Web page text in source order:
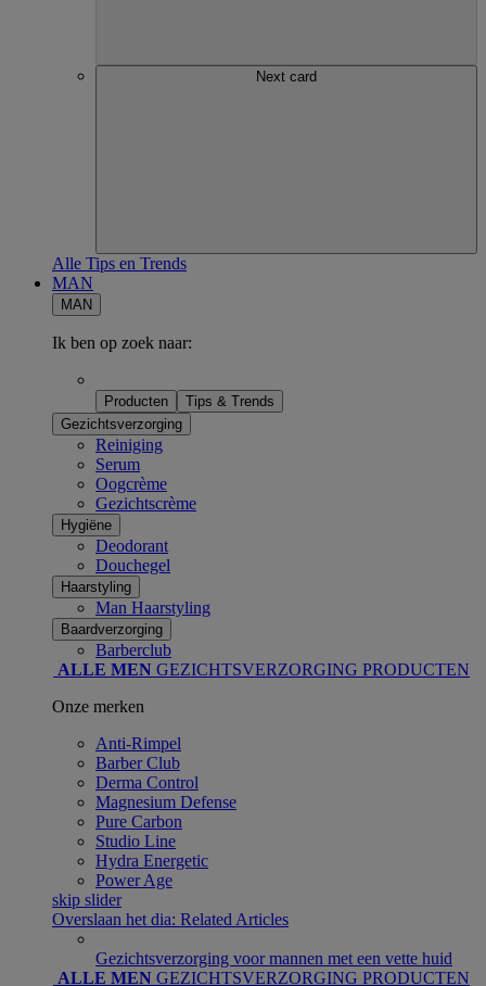
Next card
Alle Tips en Trends
MAN
MAN
Ik ben op zoek naar:
Producten
Tips & Trends
Gezichtsverzorging
Reiniging
Serum
Oogcrème
Gezichtscrème
Hygiëne
Deodorant
Douchegel
Haarstyling
Man Haarstyling​
Baardverzorging
Barberclub
ALLE MEN GEZICHTSVERZORGING PRODUCTEN
Onze merken
Anti-Rimpel
Barber Club
Derma Control
Magnesium Defense
Pure Carbon
Studio Line
Hydra Energetic
Power Age
skip slider
Overslaan het dia: Related Articles
Gezichtsverzorging voor mannen met een vette huid
ALLE MEN GEZICHTSVERZORGING PRODUCTEN